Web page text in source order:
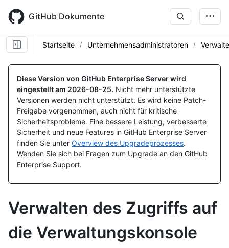
main
content
GitHub Dokumente
Startseite Unternehmensadministratoren
Diese Version von GitHub Enterprise Server wird
eingestellt am 2026-08-25. Nicht mehr unterstützte
Versionen werden nicht unterstützt. Es wird keine Patch-
Freigabe vorgenommen, auch nicht für kritische
Sicherheitsprobleme. Eine bessere Leistung, verbesserte
Sicherheit und neue Features in GitHub Enterprise Server
finden Sie unter Overview des Upgradeprozesses.
Wenden Sie sich bei Fragen zum Upgrade an den GitHub
Enterprise Support.
Verwalten des Zugriffs auf
die Verwaltungskonsole